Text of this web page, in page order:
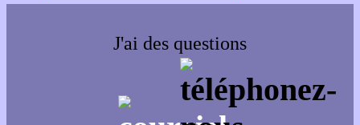
J'ai des questions